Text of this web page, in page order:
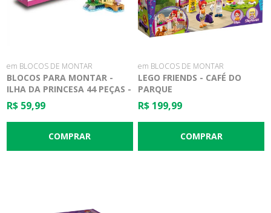
em BLOCOS DE MONTAR
BLOCOS PARA MONTAR -
ILHA DA PRINCESA 44 PEÇAS -
XALINGO
R$ 59,99
em BLOCOS DE MONTAR
LEGO FRIENDS - CAFÉ DO
PARQUE
R$ 199,99